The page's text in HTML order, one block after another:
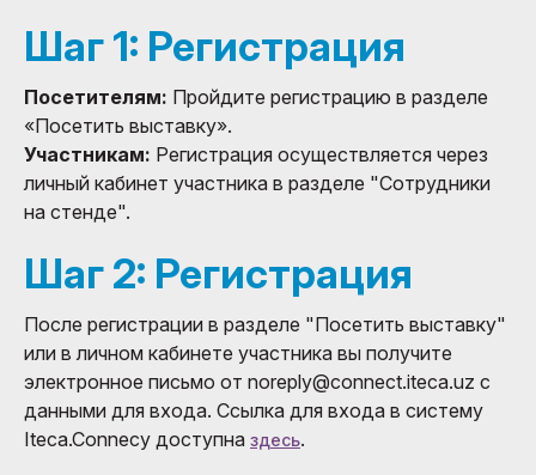
Шаг 1: Регистрация
Посетителям: Пройдите регистрацию в разделе
«Посетить выставку».
Участникам: Регистрация осуществляется через
личный кабинет участника в разделе "Сотрудники
на стенде".
Шаг 2: Регистрация
После регистрации в разделе "Посетить выставку"
или в личном кабинете участника вы получите
электронное письмо от noreply@connect.iteca.uz с
данными для входа. Ссылка для входа в систему
Iteca.Connecy доступна здесь.